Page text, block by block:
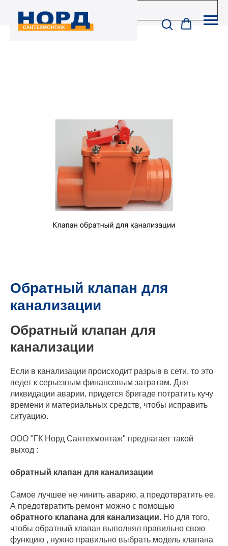
Обратный клапан для
канализации
Обратный клапан для
канализации
Если в канализации происходит разрыв в сети, то это
ведет к серьезным финансовым затратам. Для
ликвидации аварии, придется бригаде потратить кучу
времени и материальных средств, чтобы исправить
ситуацию.
ООО "ГК Норд Сантехмонтаж" предлагает такой
выход :
обратный клапан для канализации
Самое лучшее не чинить аварию, а предотвратить ее.
А предотвратить ремонт можно с помощью
обратного клапана для канализации. Но для того,
чтобы обратный клапан выполнял правильно свою
функцию , нужно правильно выбрать модель клапана